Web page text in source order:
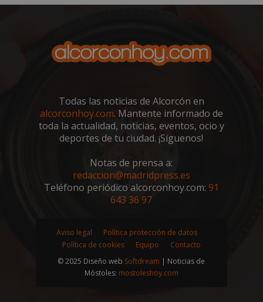
Todas las noticias de Alcorcón en
alcorconhoy.com. Mantente informado de
toda la actualidad, noticias, eventos, ocio y
deportes de tu ciudad. ¡Síguenos!
Notas de prensa a:
redaccion@madridpress.es
Teléfono periódico alcorconhoy.com: 91
643 36 97
Aviso legal
Política protección de datos
Política de cookies
Equipo
Contacto
© 2025 Diseño web Softdream | Noticias de
Móstoles: mostoleshoy.com
.twitter.com
CookieScriptConsent